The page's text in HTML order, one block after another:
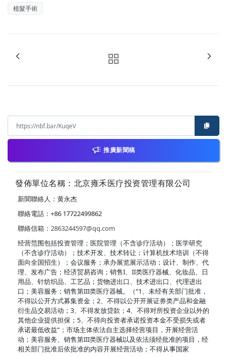
植髮手術
推廣新聞稿
發佈單位名稱：北京雍禾医疗投资管理有限公司
新聞聯絡人：黄永杰
聯絡電話：+86 17722499862
聯絡信箱： 2863244597@qq.com
经营范围包括投资管理；医院管理（不含诊疗活动）；医学研究
（不含诊疗活动）；技术开发、技术转让；计算机技术培训（不得
面向全国招生）；会议服务；承办展览展示活动；设计、制作、代
理、发布广告；经济贸易咨询；销售I、II类医疗器械、化妆品、日
用品、针纺织品、工艺品；货物进出口、技术进出口、代理进出
口；美容服务；销售第III类医疗器械。（“1、未经有关部门批准，
不得以公开方式募集资金；2、不得以公开开展证券类产品和金融
衍生品交易活动；3、不得发放贷款；4、不得对所投资企业以外的
其他企业提供担保；5、不得向投资者承诺投资本金不受损失或者
承诺最低收益”；市场主体依法自主选择经营项目，开展经营活
动；美容服务、销售第III类医疗器械以及依法须经批准的项目，经
相关部门批准后依批准的内容开展经营活动；不得从事国家